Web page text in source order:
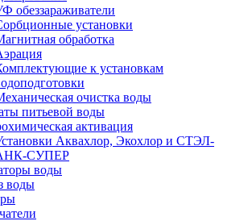
обеззараживатели
установки
обработка
к установкам
очистка воды
питьевой воды
активация
Аквахлор, Экохлор и СТЭЛ-
СУПЕР
воды
воды